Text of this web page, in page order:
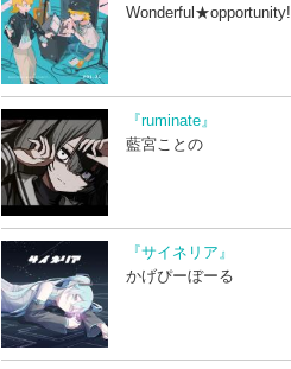
Wonderful★opportunity!
『ruminate』
藍宮ことの
『サイネリア』
かげぴーぼーる